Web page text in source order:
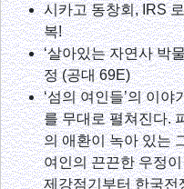
시카고 동창회, IRS
복!
‘살아있는 자연사 박
정 (공대 69E)
‘섬의 여인들’의 이
를 무대로 펼쳐진다.
의 애환이 녹아 있는
여인의 끈끈한 우정
제강점기부터 한국전